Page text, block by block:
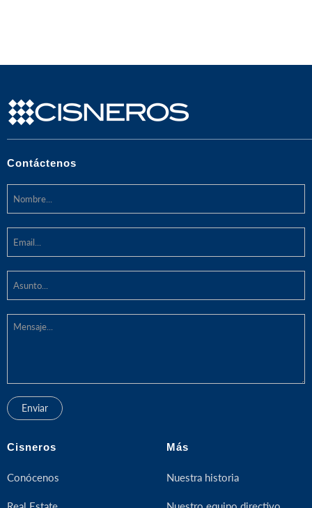
Contáctenos
Cisneros
Conócenos
Más
Nuestra historia